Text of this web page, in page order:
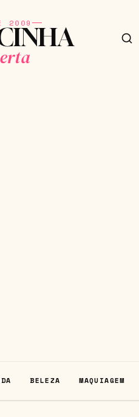
2009
BELEZA MAQUIAGEM